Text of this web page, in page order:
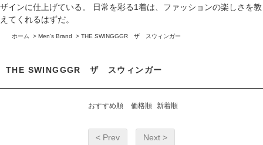
ザインに仕上げている。 日常を彩る1着は、ファッションの楽しさを教
えてくれるはずだ。
ホーム > Men's Brand > THE SWINGGGR ザ スウィンガー
THE SWINGGGR ザ スウィンガー
おすすめ順 価格順 新着順
< Prev Next >